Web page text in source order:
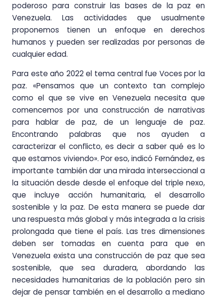
poderoso para construir las bases de la paz en
Venezuela. Las actividades que usualmente
proponemos tienen un enfoque en derechos
humanos y pueden ser realizadas por personas de
cualquier edad.
Para este año 2022 el tema central fue Voces por la
paz. «Pensamos que un contexto tan complejo
como el que se vive en Venezuela necesita que
comencemos por una construcción de narrativas
para hablar de paz, de un lenguaje de paz.
Encontrando palabras que nos ayuden a
caracterizar el conflicto, es decir a saber qué es lo
que estamos viviendo». Por eso, indicó Fernández, es
importante también dar una mirada interseccional a
la situación desde desde el enfoque del triple nexo,
que incluye acción humanitaria, el desarrollo
sostenible y la paz. De esta manera se puede dar
una respuesta más global y más integrada a la crisis
prolongada que tiene el país. Las tres dimensiones
deben ser tomadas en cuenta para que en
Venezuela exista una construcción de paz que sea
sostenible, que sea duradera, abordando las
necesidades humanitarias de la población pero sin
dejar de pensar también en el desarrollo a mediano